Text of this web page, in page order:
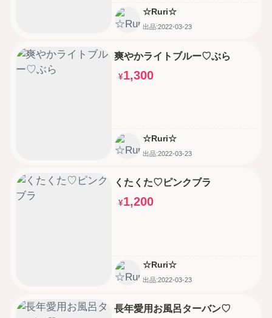
☆Ruri☆
出品:2022-03-23
爽やかライトブルー♡ぶら
¥1,300
☆Ruri☆
出品:2022-03-23
くたくた♡ピンクブラ
¥1,200
☆Ruri☆
出品:2022-03-23
長年愛用お風呂ターバン♡